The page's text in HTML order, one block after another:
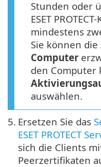
Stunden oder
ESET
mindestens
Sie können
Computer
den Computer
auswählen.
5. Ersetzen Sie das
ESET PROTECT
sich die Clients
Peerzertifikaten